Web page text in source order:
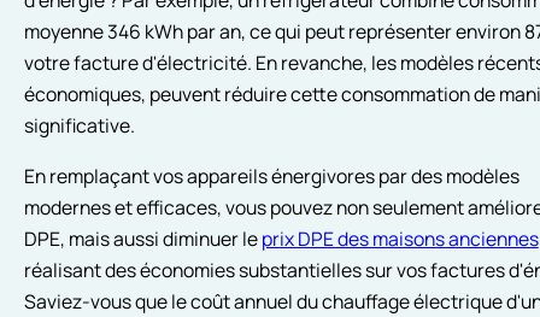
moyenne 346 kWh par an, ce qui peut représenter environ
votre facture d'électricité. En revanche, les modèles
économiques, peuvent réduire cette consommation de
significative.
En remplaçant vos appareils énergivores par des modèles
modernes et efficaces, vous pouvez non seulement
DPE, mais aussi diminuer leprix DPE des maisons anciennes
réalisant des économies substantielles sur vos factures
Saviez-vous que le coût annuel du chauffage électrique